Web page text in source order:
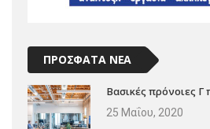
ΠΡΟΣΦΑΤΑ ΝΕΑ
Βασικές πρόνοιες Γ
25 Μαΐου, 2020